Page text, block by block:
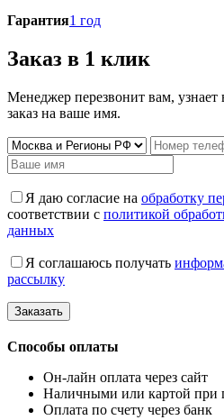
Гарантия1 год
Заказ в 1 клик
Менеджер перезвонит вам, узнает
заказ на ваше имя.
Я даю согласие на обработку
соответствии с политикой
данных
Я соглашаюсь получать
рассылку
Способы оплаты
Он-лайн оплата через сайт
Наличными или картой при
Оплата по счету через банк